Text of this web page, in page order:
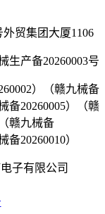
贸集团大厦1106
生产备20260003号
）（赣九械备
备20260005）（赣
赣九械备
备20260010）
子有限公司